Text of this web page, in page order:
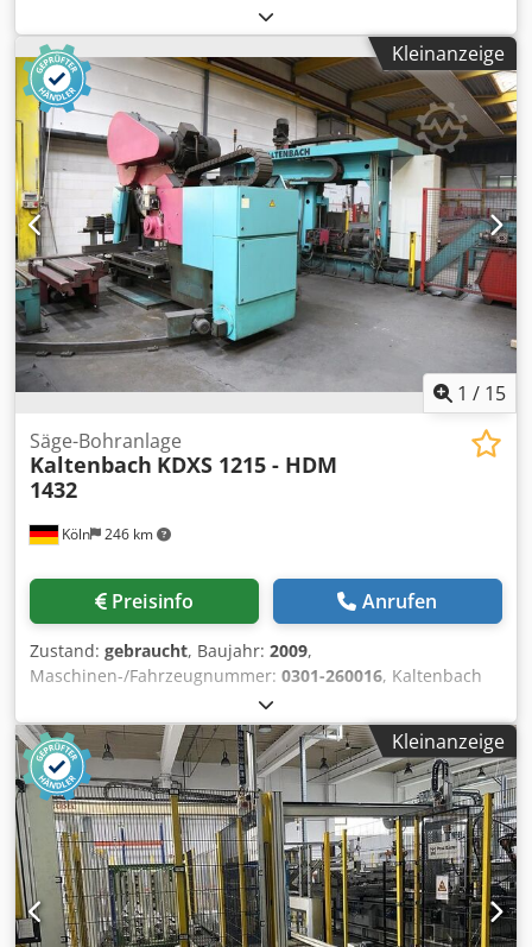
Heidenhain 430 mit originaler Hebevorrichtung Dodpjztfx
Aefx Aatjck ISO 40
Kleinanzeige
1 / 15
Köln 246 km
Säge-Bohranlage
Kaltenbach KDXS 1215 - HDM
1432
Preisinfo Anrufen
Zustand: gebraucht, Baujahr: 2009,
Maschinen-/Fahrzeugnummer: 0301-260016, Kaltenbach
Bohrsäge-Anlage für den Einsatz im mittleren bis
schweren Stahlbau. Mit dieser Kaltenbach Anlage können
Stahlprofile in einem Arbeitsgang gebohrt, gekörnt und auf
Länge gesägt werden. Walzprofile wie Doppel-T-Stahl, T-
Stahl, U-Stahl, Winkelstahl, Hohlprofile und Flachstahl
werden hier verarbeitet. Die Bohreinheit der Anlage
verfügt über eine automatische
Werkzeugwechseleinrichtung an drei Bohrspindeln für
jeweils fünf Werkzeuggrößen. Die Werkzeuge werden
hochpräzise über Kugelrollspindeln und Servomotoren
Kleinanzeige